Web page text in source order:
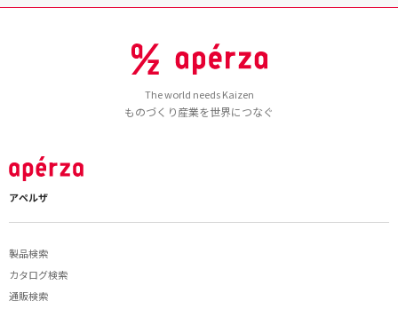
The world needs Kaizen
ものづくり産業を世界につなぐ
アペルザ
製品検索
カタログ検索
通販検索